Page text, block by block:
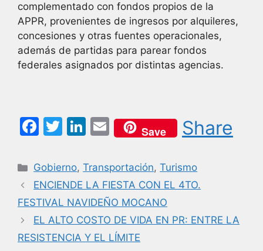
complementado con fondos propios de la
APPR, provenientes de ingresos por alquileres,
concesiones y otras fuentes operacionales,
además de partidas para parear fondos
federales asignados por distintas agencias.
F
c
e
b
o
o
T
itt
er
Li
k
e
dI
n
E
m
ai
l
Save Share
Categorías
Gobierno,Transportación,Turismo
ENCIENDE LA FIESTA CON EL 4TO.
FESTIVAL NAVIDEÑO MOCANO
EL ALTO COSTO DE VIDA EN PR: ENTRE LA
RESISTENCIA Y EL LÍMITE